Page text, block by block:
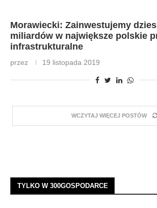
Morawiecki: Zainwestujemy
miliardów w największe polskie
infrastrukturalne
przez 19 listopada 2019
WCZYTAJ WIĘCEJ POSTÓW
TYLKO W 300GOSPODARCE